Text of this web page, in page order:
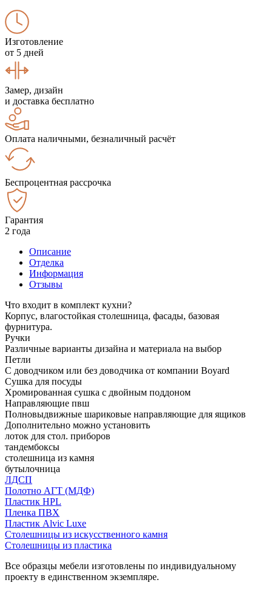
Изготовление
от 5 дней
Замер, дизайн
и доставка бесплатно
Оплата наличными, безналичный расчёт
Беспроцентная рассрочка
Гарантия
2 года
Описание
Отделка
Информация
Отзывы
Что входит в комплект кухни?
Корпус, влагостойкая столешница, фасады, базовая
фурнитура.
Ручки
Различные варианты дизайна и материала на выбор
Петли
С доводчиком или без доводчика от компании Boyard
Сушка для посуды
Хромированная сушка с двойным поддоном
Направляющие пвш
Полновыдвижные шариковые направляющие для ящиков
Дополнительно можно установить
лоток для стол. приборов
тандембоксы
столешница из камня
бутылочница
ЛДСП
Полотно АГТ (МДФ)
Пластик HPL
Пленка ПВХ
Пластик Alvic Luxe
Столешницы из искусственного камня
Столешницы из пластика
Все образцы мебели изготовлены по индивидуальному
проекту в единственном экземпляре.